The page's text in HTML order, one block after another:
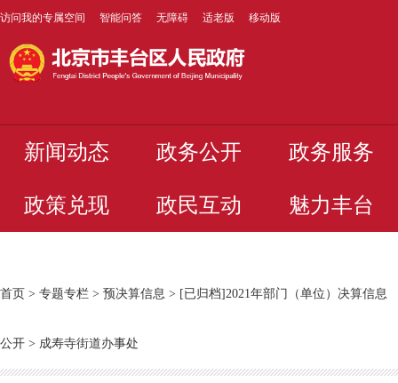
访问我的专属空间 智能问答 无障碍 适老版 移动版
新闻动态 政务公开 政务服务
政策兑现 政民互动 魅力丰台
首页 > 专题专栏 > 预决算信息 > [已归档]2021年部门（单位）决算信息
公开 > 成寿寺街道办事处